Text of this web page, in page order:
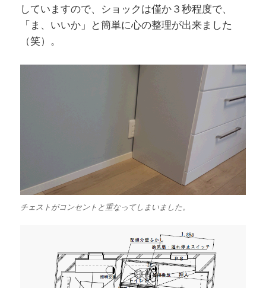
していますので、ショックは僅か３秒程度で、
「ま、いいか」と簡単に心の整理が出来ました
（笑）。
チェストがコンセントと重なってしまいました。